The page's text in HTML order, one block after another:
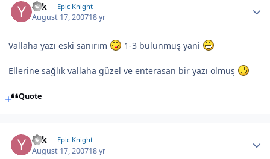
Yek Epic Knight
August 17, 200718 yr
Vallaha yazı eski sanırım 1-3 bulunmuş yani
Ellerine sağlık vallaha güzel ve enterasan bir yazı olmuş
Quote
Yek Epic Knight
August 17, 200718 yr